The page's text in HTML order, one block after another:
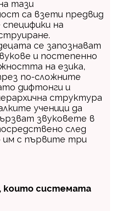
тази
са взети предвид
на
се запознават
и постепенно
на езика,
по-сложните
дифтонги и
структура
ученици да
звуковете в
след
им с първите три
които системата